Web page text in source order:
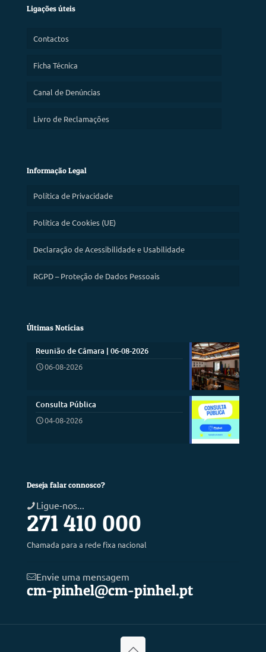
Ligações úteis
Contactos
Ficha Técnica
Canal de Denúncias
Livro de Reclamações
Informação Legal
Política de Privacidade
Política de Cookies (UE)
Declaração de Acessibilidade e Usabilidade
RGPD – Proteção de Dados Pessoais
Últimas Notícias
Reunião de Câmara | 06-08-2026
06-08-2026
Consulta Pública
04-08-2026
Deseja falar connosco?
Ligue-nos...
271 410 000
Chamada para a rede fixa nacional
Envie uma mensagem
cm-pinhel@cm-pinhel.pt